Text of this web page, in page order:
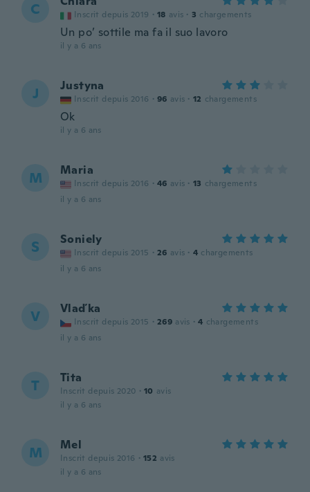
C Inscrit depuis 2019 · 18 avis · 3 chargements
Un po’ sottile ma fa il suo lavoro
il y a 6 ans
J Justyna
Inscrit depuis 2016 · 96 avis · 12 chargements
Ok
il y a 6 ans
M Maria
Inscrit depuis 2016 · 46 avis · 13 chargements
il y a 6 ans
S Soniely
Inscrit depuis 2015 · 26 avis · 4 chargements
il y a 6 ans
V Vlaďka
Inscrit depuis 2015 · 269 avis · 4 chargements
il y a 6 ans
T Tita
Inscrit depuis 2020 · 10 avis
il y a 6 ans
M Mel
Inscrit depuis 2016 · 152 avis
il y a 6 ans